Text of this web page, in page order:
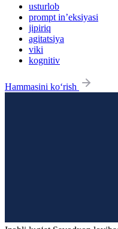
usturlob
prompt in’eksiyasi
jipiriq
agitatsiya
viki
kognitiv
Hammasini ko‘rish